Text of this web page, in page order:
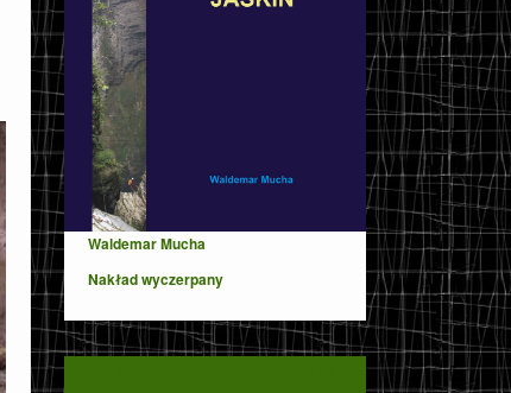
Waldemar Mucha
Nakład wyczerpany